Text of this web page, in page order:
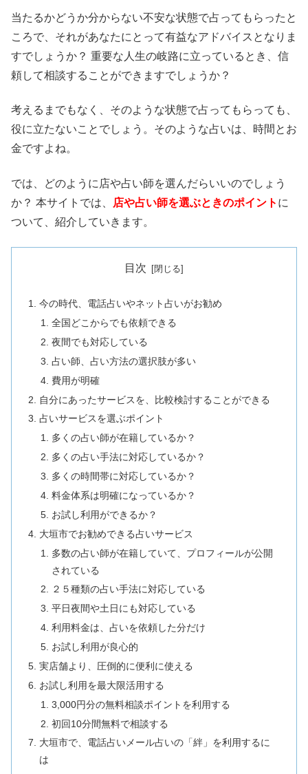
当たるかどうか分からない不安な状態で占ってもらったと
ころで、それがあなたにとって有益なアドバイスとなりま
すでしょうか？ 重要な人生の岐路に立っているとき、信
頼して相談することができますでしょうか？
考えるまでもなく、そのような状態で占ってもらっても、
役に立たないことでしょう。そのような占いは、時間とお
金ですよね。
では、どのように店や占い師を選んだらいいのでしょう
か？ 本サイトでは、
店や占い師を選ぶときのポイント に
ついて、紹介していきます。
目次
今の時代、電話占いやネット占いがお勧め
全国どこからでも依頼できる
夜間でも対応している
占い師、占い方法の選択肢が多い
費用が明確
自分にあったサービスを、比較検討することができる
占いサービスを選ぶポイント
多くの占い師が在籍しているか？
多くの占い手法に対応しているか？
多くの時間帯に対応しているか？
料金体系は明確になっているか？
お試し利用ができるか？
大垣市でお勧めできる占いサービス
多数の占い師が在籍していて、プロフィールが公開
されている
２５種類の占い手法に対応している
平日夜間や土日にも対応している
利用料金は、占いを依頼した分だけ
お試し利用が良心的
実店舗より、圧倒的に便利に使える
お試し利用を最大限活用する
3,000円分の無料相談ポイントを利用する
初回10分間無料で相談する
大垣市で、電話占いメール占いの「絆」を利用するに
は